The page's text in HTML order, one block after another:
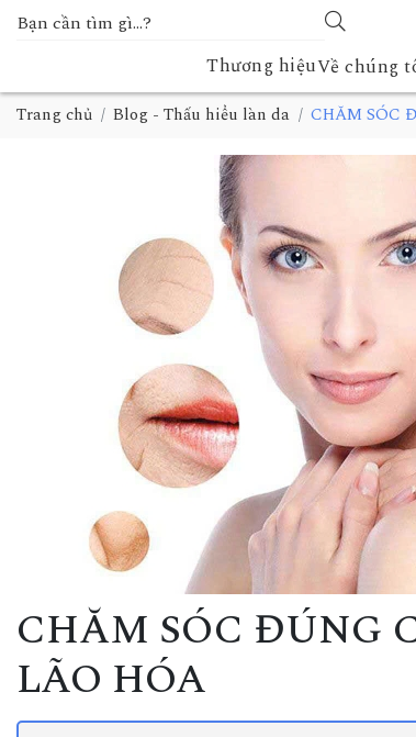
Thương hiệuVề chúng
Trang chủ Blog - Thấu hiểu làn da CHĂM SÓC
CHĂM SÓC ĐÚNG
LÃO HÓA